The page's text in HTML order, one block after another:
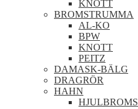
KNOTT
BROMSTRUMMA
AL-KO
BPW
KNOTT
PEITZ
DAMASK-BÄLG
DRAGRÖR
HAHN